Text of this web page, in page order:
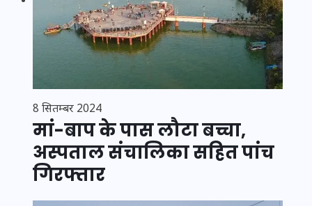
8 सितम्बर 2024
मां-बाप के पास लौटा बच्चा,
अस्पताल संचालिका सहित पांच
गिरफ्तार